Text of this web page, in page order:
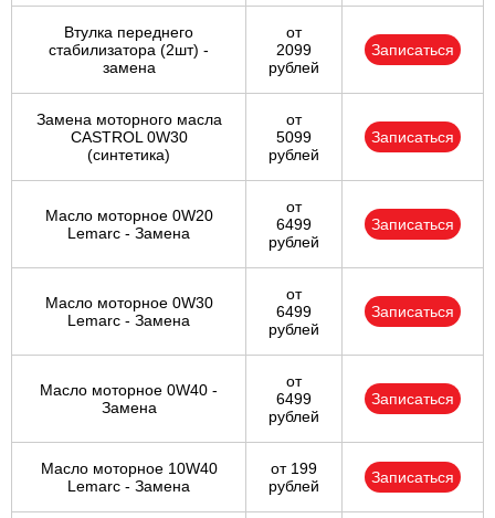
Втулка переднего
стабилизатора (2шт) -
замена
от
2099
рублей
Записаться
Замена моторного масла
CASTROL 0W30
(синтетика)
от
5099
рублей
Записаться
Масло моторное 0W20
Lemarc - Замена
от
6499
рублей
Записаться
Масло моторное 0W30
Lemarc - Замена
от
6499
рублей
Записаться
Масло моторное 0W40 -
Замена
от
6499
рублей
Записаться
Масло моторное 10W40
Lemarc - Замена
от 199
рублей
Записаться